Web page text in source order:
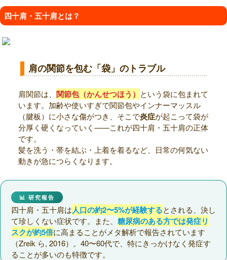
四十肩・五十肩とは？
肩の関節を包む「袋」のトラブル
肩関節は、 関節包（かんせつほう） という袋に包まれて
います。加齢や使いすぎで関節包やインナーマッスル
（腱板）に小さな傷がつき、そこで炎症が起こって袋が
分厚く硬くなっていく——これが四十肩・五十肩の正体
です。
髪を洗う・帯を結ぶ・上着を着るなど、日常の何気ない
動きが急につらくなります。
📊 研究報告
四十肩・五十肩は人口の約2〜5%が経験するとされる、決し
て珍しくない症状です。また、 糖尿病のある方では発症リ
スクが約5倍に高まることがメタ解析で報告されています
（Zreik ら, 2016）。40〜60代で、特にきっかけなく発症す
ることが多いのも特徴です。